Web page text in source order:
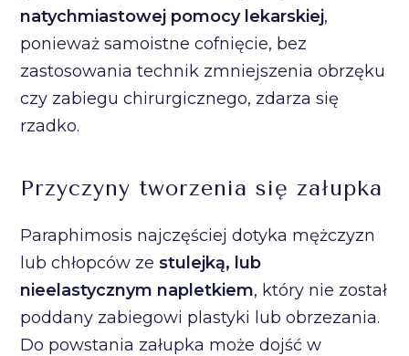
natychmiastowej pomocy lekarskiej,
ponieważ samoistne cofnięcie, bez
zastosowania technik zmniejszenia obrzęku
czy zabiegu chirurgicznego, zdarza się
rzadko.
Przyczyny tworzenia się załupka
Paraphimosis najczęściej dotyka mężczyzn
lub chłopców zestulejką, lub
nieelastycznym napletkiem, który nie został
poddany zabiegowi plastyki lub obrzezania.
Do powstania załupka może dojść w